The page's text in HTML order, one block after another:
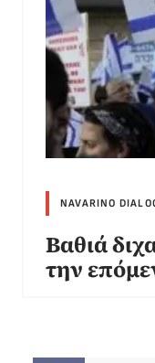
NAVARINO
Βαθιά
την